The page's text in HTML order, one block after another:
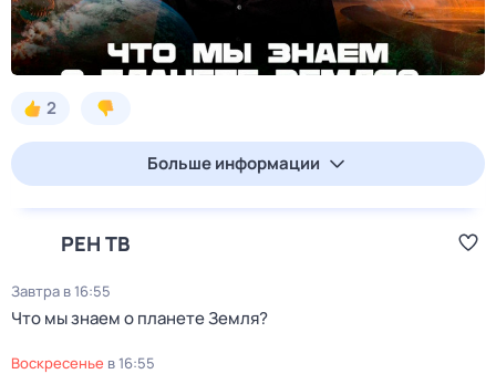
2
Больше информации
РЕН ТВ
Завтра в 16:55
Что мы знаем о планете Земля?
воскресенье в16:55